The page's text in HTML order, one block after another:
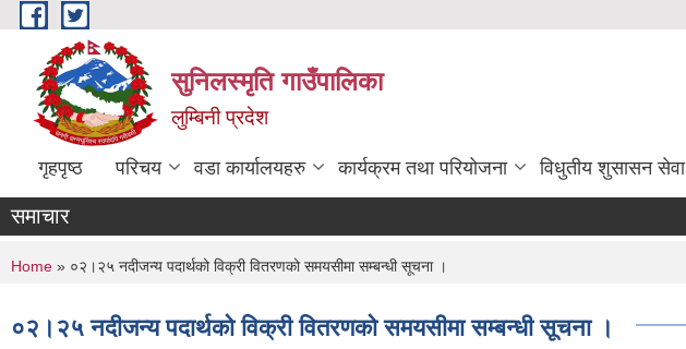
Skip to main content
सुनिलस्मृति गाउँपालिका
लुम्बिनी प्रदेश
गृहपृष्ठ परिचय वडा कार्यालयहरु कार्यक्रम तथा परियोजना विधुतीय शुसासन सेवा
समाचार
You are here
Home » ०२।२५ नदीजन्य पदार्थको विक्री वितरणको समयसीमा सम्बन्धी सूचना ।
०२।२५ नदीजन्य पदार्थको विक्री वितरणको समयसीमा सम्बन्धी सूचना ।